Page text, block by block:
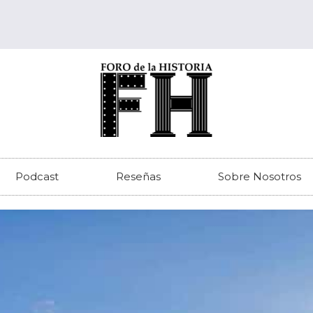
Podcast Reseñas Sobre Nosotros